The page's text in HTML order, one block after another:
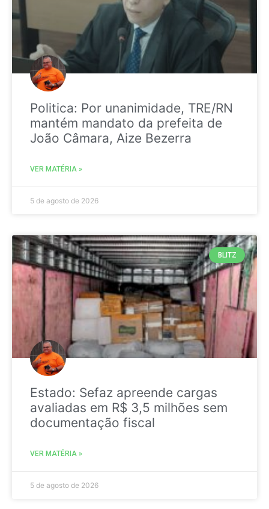
Politica: Por unanimidade, TRE/RN
mantém mandato da prefeita de
João Câmara, Aize Bezerra
VER MATÉRIA »
5 de agosto de 2026
BLITZ
Estado: Sefaz apreende cargas
avaliadas em R$ 3,5 milhões sem
documentação fiscal
VER MATÉRIA »
5 de agosto de 2026